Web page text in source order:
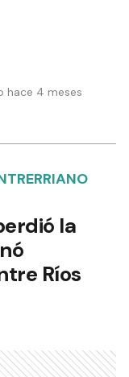
hace 4 meses
la
Ríos